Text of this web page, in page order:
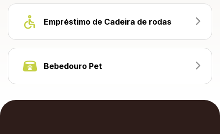
Empréstimo de Cadeira de rodas
Bebedouro Pet